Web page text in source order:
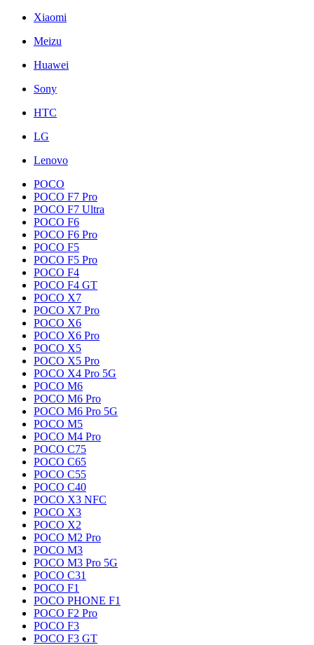
Xiaomi
Meizu
Huawei
Sony
HTC
LG
Lenovo
POCO
POCO F7 Pro
POCO F7 Ultra
POCO F6
POCO F6 Pro
POCO F5
POCO F5 Pro
POCO F4
POCO F4 GT
POCO X7
POCO X7 Pro
POCO X6
POCO X6 Pro
POCO X5
POCO X5 Pro
POCO X4 Pro 5G
POCO M6
POCO M6 Pro
POCO M6 Pro 5G
POCO M5
POCO M4 Pro
POCO C75
POCO C65
POCO C55
POCO C40
POCO X3 NFC
POCO X3
POCO X2
POCO M2 Pro
POCO M3
POCO M3 Pro 5G
POCO C31
POCO F1
POCO PHONE F1
POCO F2 Pro
POCO F3
POCO F3 GT